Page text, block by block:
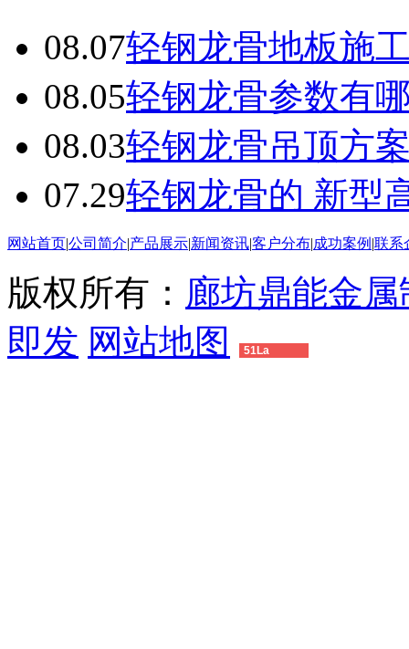
08.07轻钢龙骨地板施
08.05轻钢龙骨参数有
08.03轻钢龙骨吊顶方
07.29轻钢龙骨的 新型
网站首页|公司简介|产品展示|新闻资讯|客户分布|成功案例 |联系
版权所有： 廊坊鼎能金
即发 网站地图 51La